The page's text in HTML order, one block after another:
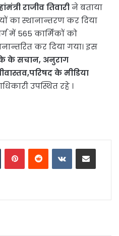
राजीव तिवारीने बताया
का स्थानान्तरण कर दिया
में 565 कार्मिकों को
कर दिया गया। इस
के के सचान, अनुराग
के मीडिया
उपस्थित रहे ।
TumblrPinterestReddit VKontakteShare via Email